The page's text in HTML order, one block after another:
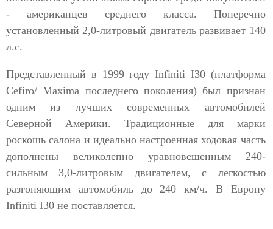
- американцев среднего класса. Поперечно
установленный 2,0-литровый двигатель развивает 140
л.с.
Представленный в 1999 году Infiniti I30 (платформа
Cefiro/ Maxima последнего поколения) был признан
одним из лучших современных автомобилей
Северной Америки. Традиционные для марки
роскошь салона и идеально настроенная ходовая часть
дополнены великолепно уравновешенным 240-
сильным 3,0-литровым двигателем, с легкостью
разгоняющим автомобиль до 240 км/ч. В Европу
Infiniti I30 не поставляется.